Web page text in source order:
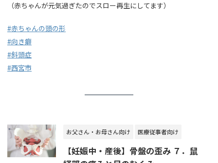
（赤ちゃんが元気過ぎたのでスロー再生にしてます）
#赤ちゃんの頭の形
#向き癖
#斜頭症
#西宮市
お父さん・お母さん向け 医療従事者向け
【妊娠中・産後】骨盤の歪み ７．鼠